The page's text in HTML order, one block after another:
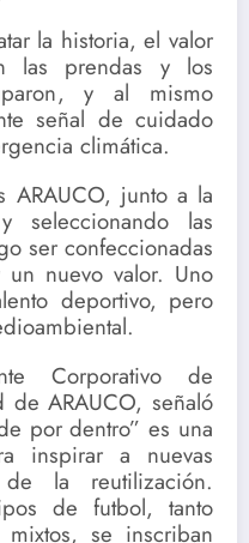
la historia, el valor
las prendas y los
y al mismo
señal de cuidado
climática.
ARAUCO, junto a la
seleccionando las
ser confeccionadas
nuevo valor. Uno
deportivo, pero
Corporativo de
de ARAUCO, señaló
por dentro” es una
inspirar a nuevas
la reutilización.
de futbol, tanto
se inscriban